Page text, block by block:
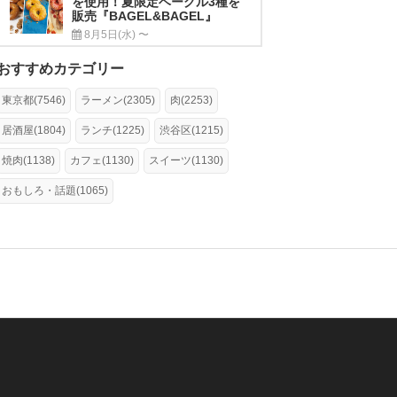
販売『BAGEL&BAGEL』
8月5日(水) 〜
すすめカテゴリー
東京都(7546) ラーメン(2305) 肉(2253)
居酒屋(1804) ランチ(1225) 渋谷区(1215)
焼肉(1138) カフェ(1130) スイーツ(1130)
おもしろ・話題(1065)